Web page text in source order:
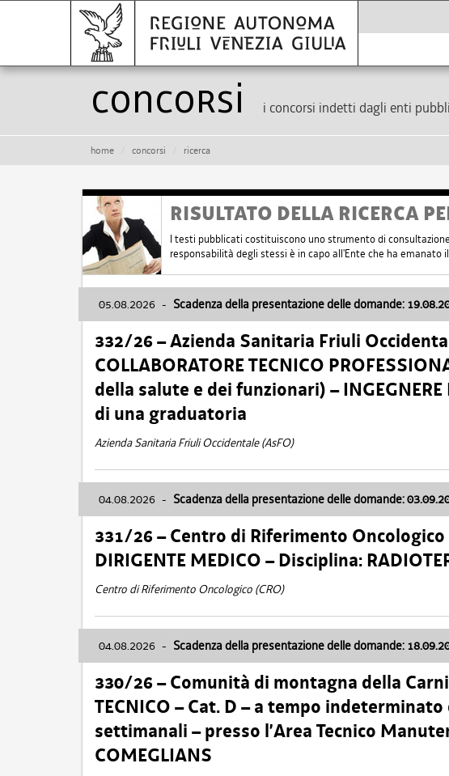
Concorsi i concorsi indetti dagli enti
home concorsi ricerca
RISULTATO DELLA RICERCA
I testi pubblicati costituiscono uno strumento di
responsabilità degli stessi è in capo all'Ente che ha emanato
05.08.2026 - Scadenza della presentazione delle domande:
332/26 – Azienda Sanitaria Friuli
COLLABORATORE TECNICO
della salute e dei funzionari) –
di una graduatoria
Azienda Sanitaria Friuli Occidentale (AsFO)
04.08.2026 - Scadenza della presentazione delle domande:
331/26 – Centro di Riferimento Oncologico
DIRIGENTE MEDICO – Disciplina:
Centro di Riferimento Oncologico (CRO)
04.08.2026 - Scadenza della presentazione delle domande:
330/26 – Comunità di montagna della
TECNICO – Cat. D – a tempo
settimanali – presso l’Area Tecnico
COMEGLIANS